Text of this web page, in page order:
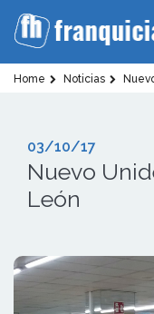
Home Noticias
03/10/17
Nuevo
León